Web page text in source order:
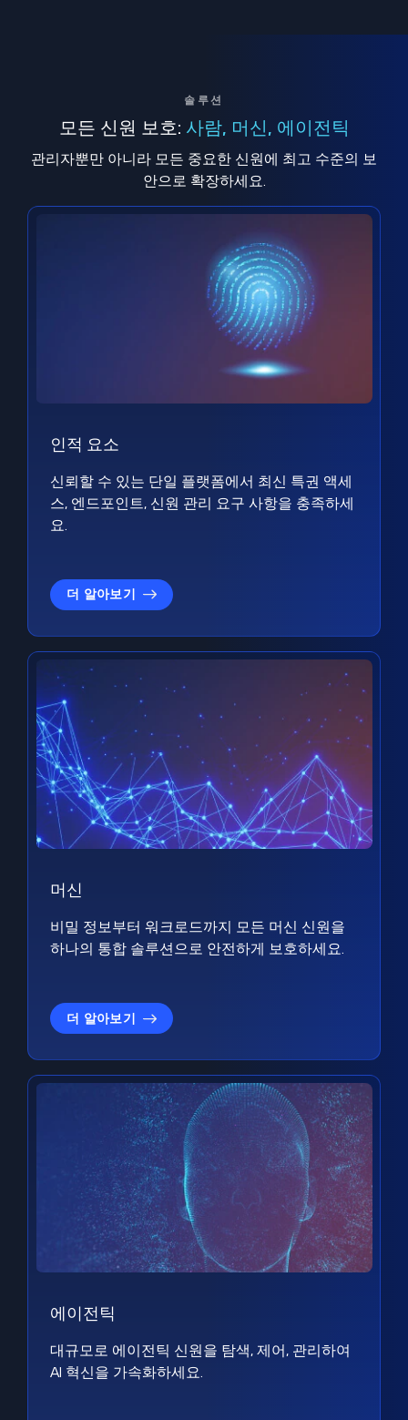
솔루션
모든 신원 보호: 사람, 머신, 에이전틱
관리자뿐만 아니라 모든 중요한 신원에 최고 수준의 보
안으로 확장하세요.
인적 요소
신뢰할 수 있는 단일 플랫폼에서 최신 특권 액세
스, 엔드포인트, 신원 관리 요구 사항을 충족하세
요.
더 알아보기
머신
비밀 정보부터 워크로드까지 모든 머신 신원을
하나의 통합 솔루션으로 안전하게 보호하세요.
더 알아보기
에이전틱
대규모로 에이전틱 신원을 탐색, 제어, 관리하여
AI 혁신을 가속화하세요.